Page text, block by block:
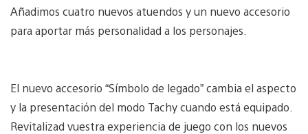
Añadimos cuatro nuevos atuendos y un nuevo accesorio
para aportar más personalidad a los personajes.
El nuevo accesorio “Símbolo de legado” cambia el aspecto
y la presentación del modo Tachy cuando está equipado.
Revitalizad vuestra experiencia de juego con los nuevos